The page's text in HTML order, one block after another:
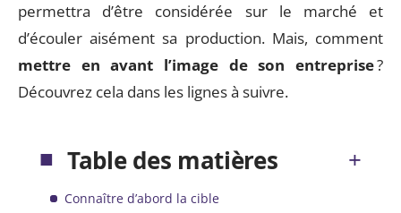
permettra d’être considérée sur le marché et
d’écouler aisément sa production. Mais, comment
mettre en avant l’image de son entreprise?
Découvrez cela dans les lignes à suivre.
Table des matières
Connaître d’abord la cible